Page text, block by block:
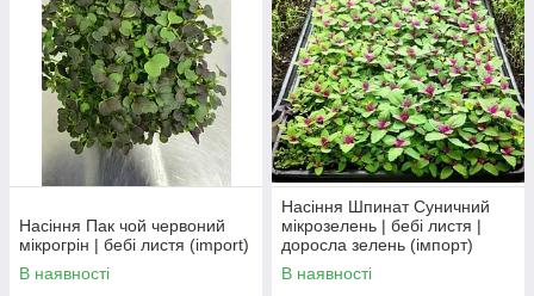
Насіння Пак чой червоний
мікрогрін | бебі листя (import)
В наявності
Насіння Шпинат Суничний
мікрозелень | бебі листя |
доросла зелень (імпорт)
В наявності